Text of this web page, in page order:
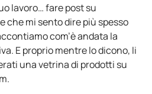
lavoro… fare post su
che mi sento dire più spesso
com’è andata la
E proprio mentre lo dicono, li
una vetrina di prodotti su